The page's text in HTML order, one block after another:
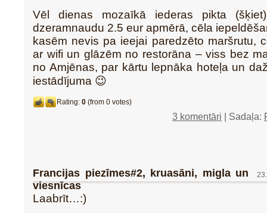
Vēl dienas mozaīkā iederas pikta
dzeramnaudu 2.5 eur apmērā, cēla
kasēm nevis pa ieejai paredzēto maršrutu,
ar wifi un glāzēm no restorāna – viss bez
no Amjēnas, par kārtu lepnāka hoteļa un
iestādījuma 😉
Rating: 0 (from 0 votes)
3 komentāri | Sadaļa:
Francijas piezīmes#2, kruasāni, migla un
viesnīcas
Laabrīt…:)